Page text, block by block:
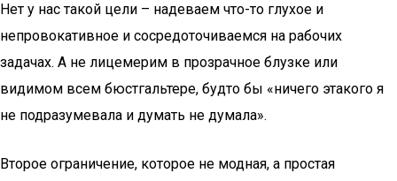
Нет у нас такой цели – надеваем что-то глухое и
непровокативное и сосредоточиваемся на рабочих
задачах. А не лицемерим в прозрачное блузке или
видимом всем бюстгальтере, будто бы «ничего этакого я
не подразумевала и думать не думала».
Второе ограничение, которое не модная, а простая